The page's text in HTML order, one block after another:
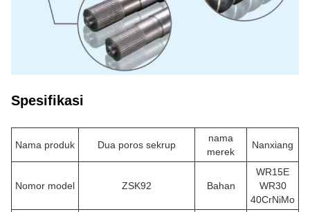
Spesifikasi
Nama produk Dua poros sekrup
nama
merek
Nanxiang
Nomor model ZSK92 Bahan
WR15E
WR30
40CrNiMo